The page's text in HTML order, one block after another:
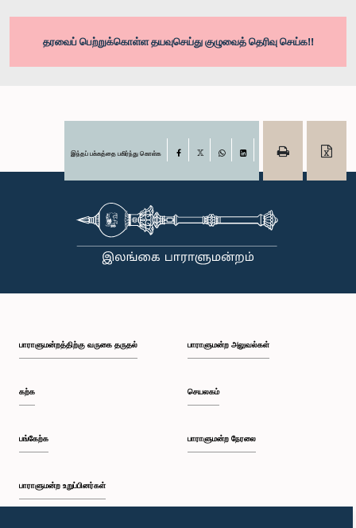
தரவைப் பெற்றுக்கொள்ள தயவுசெய்து குழுவைத் தெரிவு செய்க!!
இந்தப் பக்கத்தை பகிர்ந்து கொள்க Facebook
பாராளுமன்றத்திற்கு வருகை தருதல்
கற்க
பங்கேற்க
பாராளுமன்ற உறுப்பினர்கள்
பாராளுமன்ற அலுவல்கள்
செயலகம்
பாராளுமன்ற நேரலை